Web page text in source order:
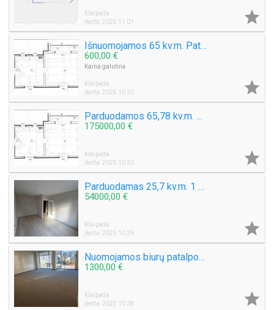
Klaipėda
Įkelta: 2025 11 01

Išnuomojamos 65 kv.m. Patalpos Puodžių g. Pirmame aukšte
600,00 €
Kaina galutinė
Klaipėda
Įkelta: 2025 10 30

Parduodamos 65,78 kv.m. Patalpos – dirbtuvės Puodžių g. Pirmame aukšte
175000,00 €
Klaipėda
Įkelta: 2025 10 30

Parduodamas 25,7 kv.m. 1 kambario butas Debreceno g. 8
54000,00 €
Klaipėda
Įkelta: 2025 10 29

Nuomojamos biurų patalpos Naujoji Uosto g. Plotas 747 – 117 – 149 – 159 – 178 – 191 – 310 kv.m.
1300,00 €
Klaipėda
Įkelta: 2025 10 28
